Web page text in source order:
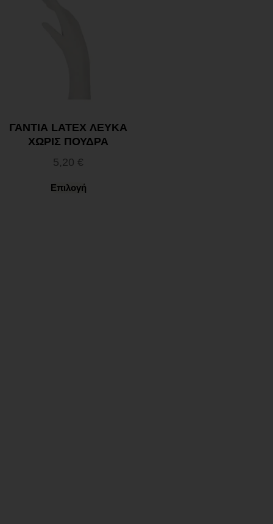
ΓΑΝΤΙΑ LATEX ΛΕΥΚΑ
ΧΩΡΙΣ ΠΟΥΔΡΑ
5,20 €
Επιλογή